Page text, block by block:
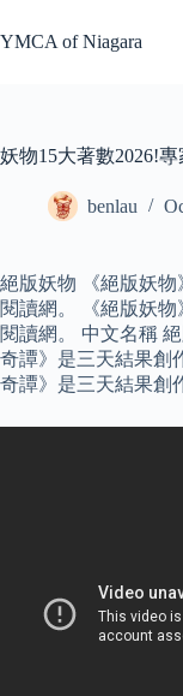
to
content
YMCA of Niagara
妖物15大著數2026!
benlau
絕版妖物 《絕版妖
閱讀網。 《絕版妖
閱讀網。 中文名稱
奇譚》是三天結果創
奇譚》是三天結果創